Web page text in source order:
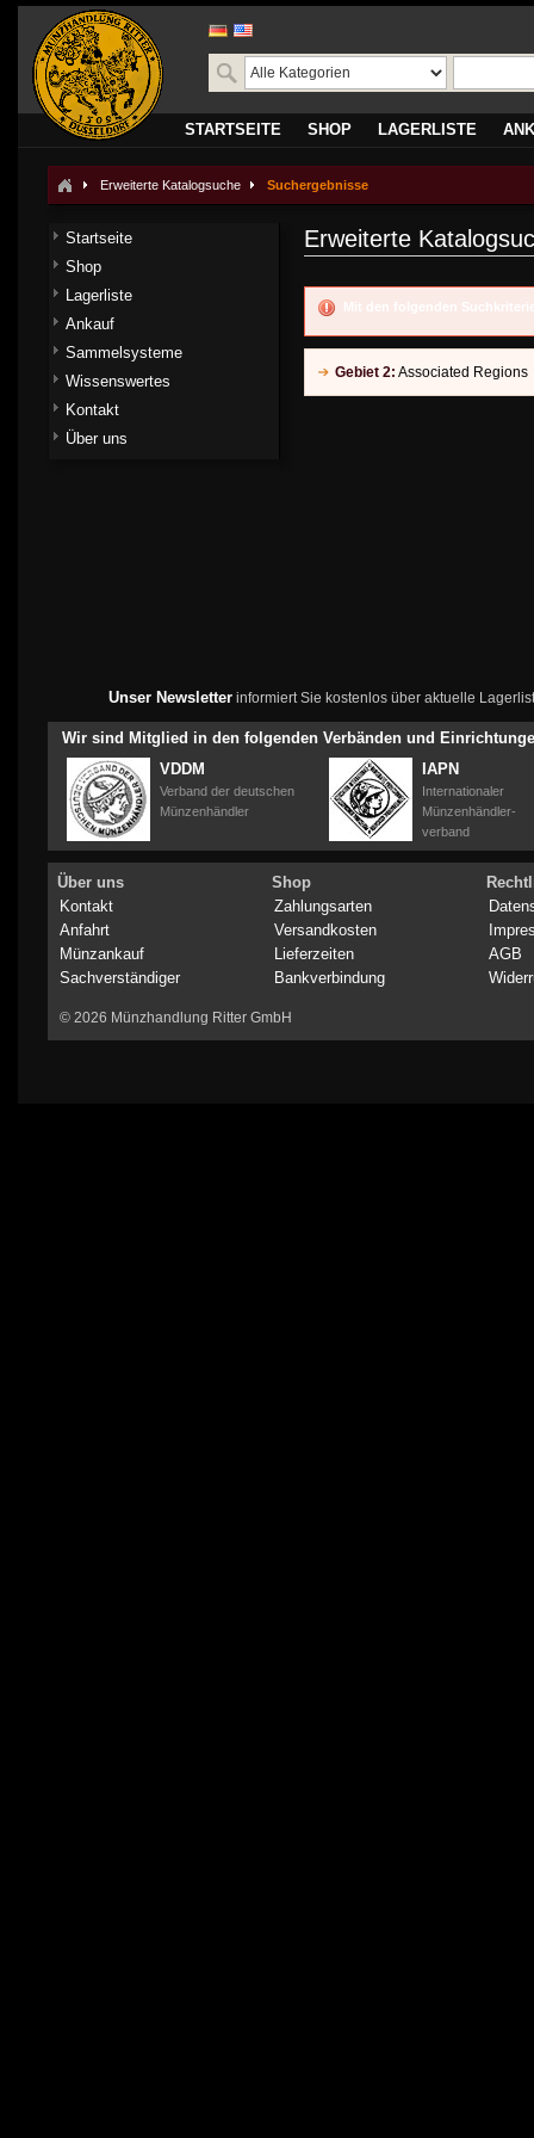
STARTSEITE SHOP LAGERLISTE
Erweiterte Katalogsuche Suchergebnisse
Erweiterte
Mit den folgenden
Gebiet 2: Associated Regions
Startseite
Shop
Lagerliste
Ankauf
Sammelsysteme
Wissenswertes
Kontakt
Über uns
Unser Newsletterinformiert Sie kostenlos über aktuelle
Wir sind Mitglied in den folgenden Verbänden und
VDDM
Verband der deutschen
Münzenhändler
IAPN
Internationaler
Münzenhändler-
verband
Über uns
Kontakt
Anfahrt
Münzankauf
Sachverständiger
Shop
Zahlungsarten
Versandkosten
Lieferzeiten
Bankverbindung
AGB
© 2026 Münzhandlung Ritter GmbH